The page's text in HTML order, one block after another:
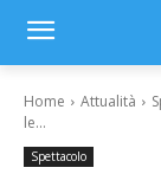
Home Attualità
le...
Spettacolo